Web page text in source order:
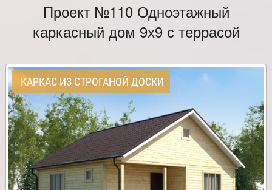
Проект №110 Одноэтажный
каркасный дом 9х9 с террасой
КАРКАС ИЗ СТРОГАНОЙ ДОСКИ